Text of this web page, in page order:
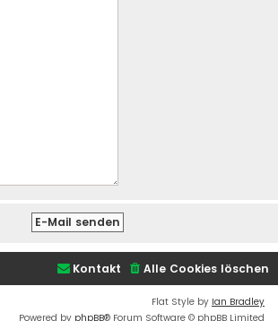
Alle Cookies löschen
Kontakt
Flat Style by Ian Bradley
Powered by phpBB® Forum Software © phpBB Limited